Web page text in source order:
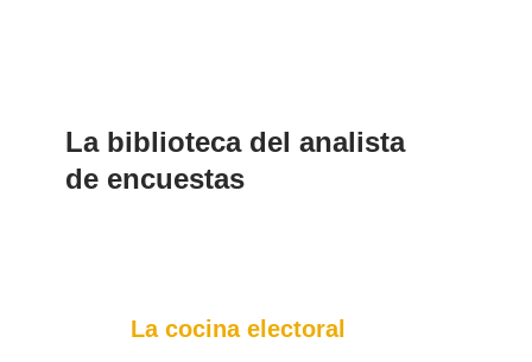
La biblioteca del analista
de encuestas
La cocina electoral